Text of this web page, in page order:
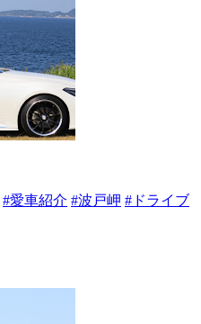
#愛車紹介 #波戸岬 #ドライブ